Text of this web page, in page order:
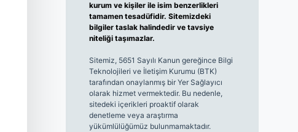
kurum ve kişiler ile isim benzerlikleri
tamamen tesadüfidir. Sitemizdeki
bilgiler taslak halindedir ve tavsiye
niteliği taşımazlar.
Sitemiz, 5651 Sayılı Kanun gereğince Bilgi
Teknolojileri ve İletişim Kurumu (BTK)
tarafından onaylanmış bir Yer Sağlayıcı
olarak hizmet vermektedir. Bu nedenle,
sitedeki içerikleri proaktif olarak
denetleme veya araştırma
yükümlülüğümüz bulunmamaktadır.